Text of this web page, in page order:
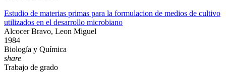
Estudio de materias primas para la formulacion de medios de cultivo
utilizados en el desarrollo microbiano
Alcocer Bravo, Leon Miguel
1984
Biología y Química
share
Trabajo de grado